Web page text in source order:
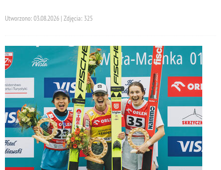
Utworzono: 03.08.2026 | Zdjęcia: 325